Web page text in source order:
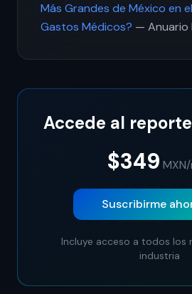
Más Grandes de México en
Gastos Médicos? — Anuario
Accede al
$349 MXN
Suscribirme
Incluye acceso a todos los
industria